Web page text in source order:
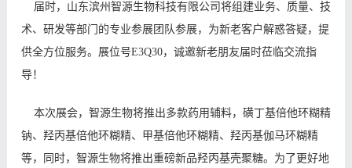
届时，山东滨州智源生物科技有限公司将组建业务、质量、技
术、研发等部门的专业参展团队参展，为新老客户解惑答疑，提
供全方位服务。展位号E3Q30，诚邀新老朋友届时莅临交流指
导！
本次展会，智源生物将推出多款药用辅料，磺丁基倍他环糊精
钠、羟丙基倍他环糊精、甲基倍他环糊精、羟丙基伽马环糊精
等，同时，智源生物将推出重磅新品羟丙基壳聚糖。为了更好地